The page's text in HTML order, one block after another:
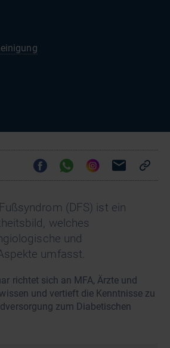
(DFS) ist ein
welches
und
umfasst.
richtet sich an MFA, Ärzte und
und vertieft die Kenntnisse zu
zum Diabetischen